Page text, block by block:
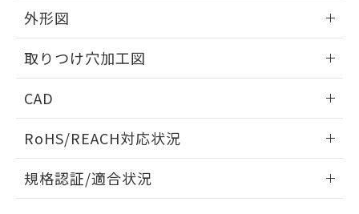
外形図
取りつけ穴加工図
CAD
ドすることができます。
ログイン/会員登録
RoHS/REACH対応状況
EU RoHS 注意事項・凡例
規格認証/適合状況